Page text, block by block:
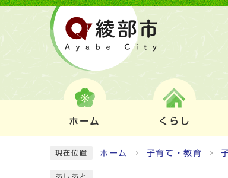
ホーム くらし
現在位置 ホーム 子育て・教育
あしあと